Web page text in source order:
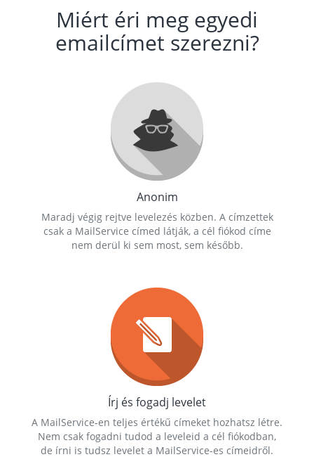
Miért éri meg egyedi
emailcímet szerezni?
Anonim
Maradj végig rejtve levelezés közben. A címzettek
csak a MailService címed látják, a cél fiókod címe
nem derül ki sem most, sem később.
Írj és fogadj levelet
A MailService-en teljes értékű címeket hozhatsz létre.
Nem csak fogadni tudod a leveleid a cél fiókodban,
de írni is tudsz levelet a MailService-es címeidről.